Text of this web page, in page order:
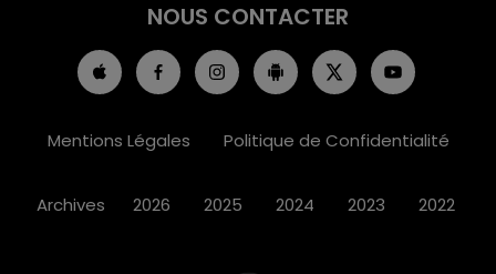
NOUS CONTACTER
Mentions Légales Politique de Confidentialité
Archives 2026 2025 2024 2023 2022